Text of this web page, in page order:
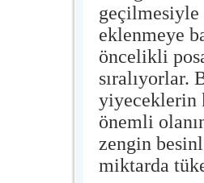
geçilmesiyle
eklenmeye
öncelikli
sıralıyorlar.
yiyeceklerin
önemli
zengin
miktarda